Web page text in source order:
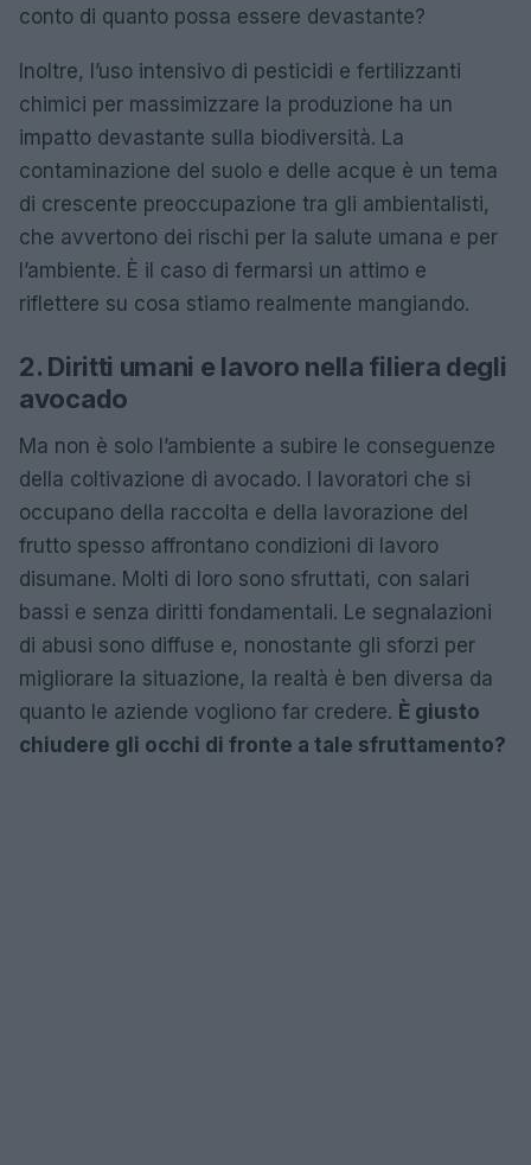
conto di quanto possa essere devastante?
Inoltre, l’uso intensivo di pesticidi e fertilizzanti
chimici per massimizzare la produzione ha un
impatto devastante sulla biodiversità. La
contaminazione del suolo e delle acque è un tema
di crescente preoccupazione tra gli ambientalisti,
che avvertono dei rischi per la salute umana e per
l’ambiente. È il caso di fermarsi un attimo e
riflettere su cosa stiamo realmente mangiando.
2. Diritti umani e lavoro nella filiera degli
avocado
Ma non è solo l’ambiente a subire le conseguenze
della coltivazione di avocado. I lavoratori che si
occupano della raccolta e della lavorazione del
frutto spesso affrontano condizioni di lavoro
disumane. Molti di loro sono sfruttati, con salari
bassi e senza diritti fondamentali. Le segnalazioni
di abusi sono diffuse e, nonostante gli sforzi per
migliorare la situazione, la realtà è ben diversa da
quanto le aziende vogliono far credere. È giusto
chiudere gli occhi di fronte a tale sfruttamento?